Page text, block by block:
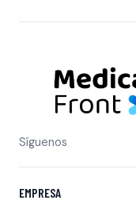
Síguenos
EMPRESA